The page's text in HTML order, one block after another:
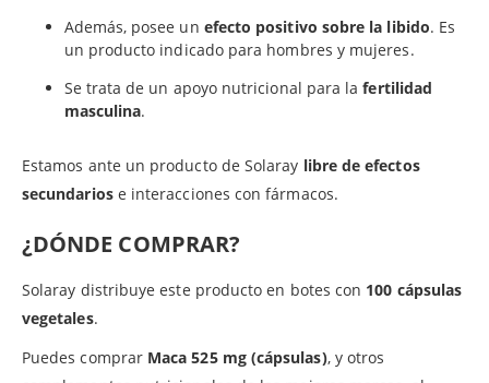
Además, posee un efecto positivo sobre la libido. Es
un producto indicado para hombres y mujeres.
Se trata de un apoyo nutricional para lafertilidad
masculina.
Estamos ante un producto de Solaray libre de efectos
secundariose interacciones con fármacos.
¿DÓNDE COMPRAR?
Solaray distribuye este producto en botes con 100 cápsulas
vegetales.
Puedes comprar Maca 525 mg (cápsulas), y otros